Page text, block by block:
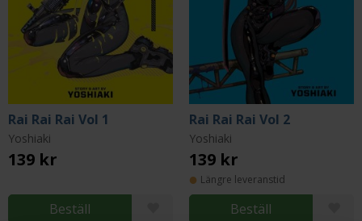
Rai Rai Rai Vol 1
Yoshiaki
139 kr
Beställ
Rai Rai Rai Vol 2
Yoshiaki
139 kr
Längre leveranstid
Beställ